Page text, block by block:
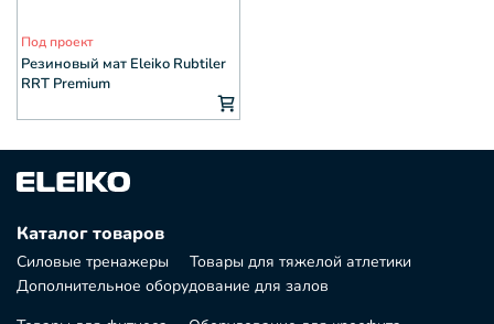
Под проект
Резиновый мат Eleiko Rubtiler
RRT Premium
Каталог товаров
Силовые тренажеры
Товары для тяжелой атлетики
Дополнительное оборудование для залов